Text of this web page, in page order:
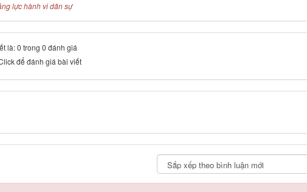
lực hành vi dân sự
là: 0 trong 0 đánh giá
để đánh giá bài viết